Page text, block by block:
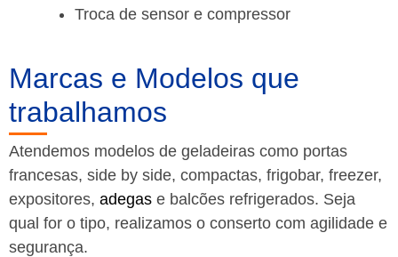
Troca de sensor e compressor
Marcas e Modelos que
trabalhamos
Atendemos modelos de geladeiras como portas
francesas, side by side, compactas, frigobar, freezer,
expositores, adegas e balcões refrigerados. Seja
qual for o tipo, realizamos o conserto com agilidade e
segurança.